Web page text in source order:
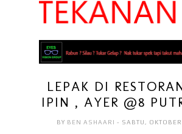
LEPAK DI
IPIN , AYER @8
BY BEN ASHAARI- SABTU,